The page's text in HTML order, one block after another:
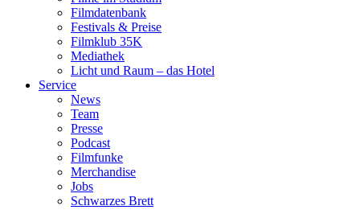
Film­da­ten­bank
Fes­ti­vals & Prei­se
Film­klub 35K
Media­thek
Licht und Raum – das Hotel
Ser­vice
News
Team
Pres­se
Pod­cast
Film­fun­ke
Mer­chan­di­se
Jobs
Schwar­zes Brett